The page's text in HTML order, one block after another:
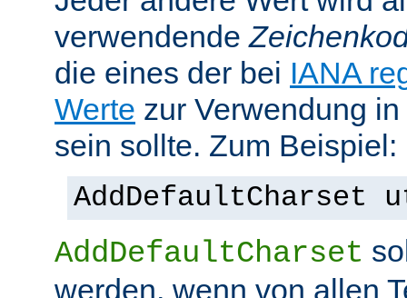
verwendende
die eines der bei IANA
Werte zur Verwendung
sein sollte. Zum Beispiel:
AddDefaultCharset
AddDefaultCharset
werden, wenn von allen